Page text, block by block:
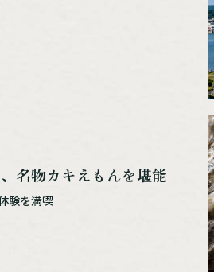
名物カキえもんを堪能
験を満喫